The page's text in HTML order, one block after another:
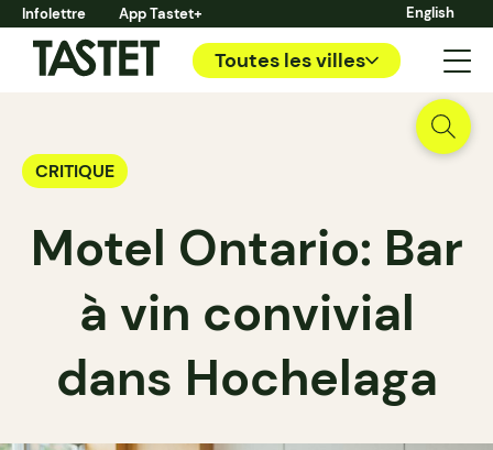
Infolettre App Tastet+ English
Toutes les villes
CRITIQUE
Motel Ontario: Bar
à vin convivial
dans Hochelaga